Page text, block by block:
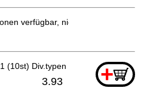
verfügbar, nicht bestellbar
(10st) Div.typen +
3.93